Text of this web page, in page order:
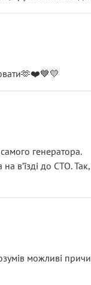
генератора.
до СТО.
можливі